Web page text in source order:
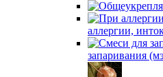
аллергии,
запаривания